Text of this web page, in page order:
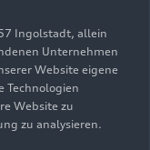
bietet
PS) und erhält
und
Ingolstadt, allein
Unternehmen
Website eigene
Technologien
Website zu
zu analysieren.